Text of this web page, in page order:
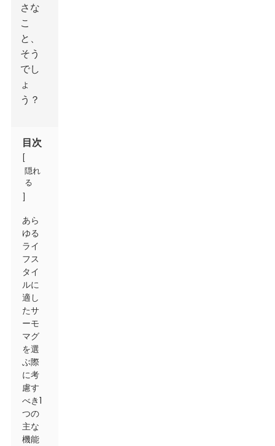
さな
こ
と、
そう
でし
ょ
う？
目次
隠れ
る
あら
ゆる
ライ
フス
タイ
ルに
適し
たサ
ーモ
マグ
を選
ぶ際
に考
慮す
べき1
つの
主な
機能